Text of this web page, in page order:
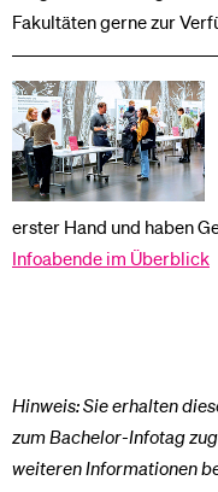
Fakultäten gerne zur
erster Hand und haben
Infoabende im Überblick
Hinweis: Sie erhalten
zum Bachelor-Infotag
weiteren Informationen